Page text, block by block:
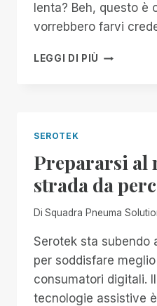
lenta? Beh, questo
vorrebbero farvi
LEGGI DI PIÙ IL
SEROTEK
Prepararsi al
strada da
Di Squadra Pneuma
Serotek sta subendo
per soddisfare
consumatori digitali.
tecnologie assistive